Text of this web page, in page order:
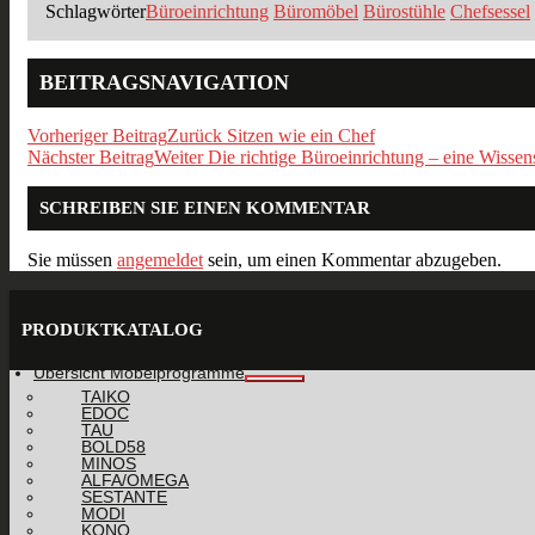
SchlagwörterBüroeinrichtung Büromöbel Bürostühle Chefsessel
BEITRAGSNAVIGATION
Vorheriger BeitragZurück Sitzen wie ein Chef
Nächster BeitragWeiter Die richtige Büroeinrichtung – eine
SCHREIBEN SIE EINEN KOMMENTAR
Sie müssen angemeldet sein, um einen Kommentar abzugeben.
PRODUKTKATALOG
Übersicht Möbelprogramme
TAIKO
EDOC
TAU
BOLD58
MINOS
ALFA/OMEGA
SESTANTE
MODI
KONO